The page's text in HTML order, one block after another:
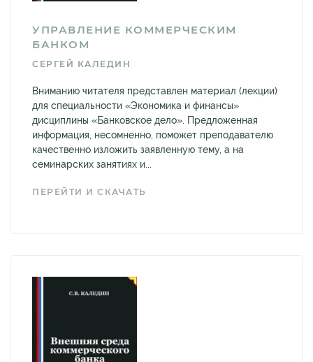
УПРАВЛЕНИЕ КОММЕРЧЕСКИМ
БАНКОМ
СЕРГЕЙ КАЛЕДИН
Вниманию читателя представлен материал (лекции)
для специальности «Экономика и финансы»
дисциплины «Банковское дело». Предложенная
информация, несомненно, поможет преподавателю
качественно изложить заявленную тему, а на
семинарских занятиях и...
ПЕРЕЙТИ И СКАЧАТЬ